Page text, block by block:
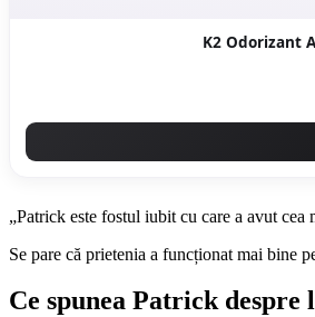
K2 Odorizant
„Patrick este fostul iubit cu care a avut cea
Se pare că prietenia a funcționat mai bine
Ce spunea Patrick